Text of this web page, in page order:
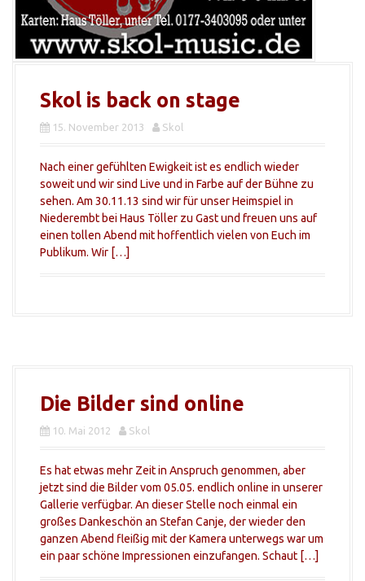
Skol is back on stage
15. November 2013 Skol
Nach einer gefühlten Ewigkeit ist es endlich wieder
soweit und wir sind Live und in Farbe auf der Bühne zu
sehen. Am 30.11.13 sind wir für unser Heimspiel in
Niederembt bei Haus Töller zu Gast und freuen uns auf
einen tollen Abend mit hoffentlich vielen von Euch im
Publikum. Wir […]
Die Bilder sind online
10. Mai 2012 Skol
Es hat etwas mehr Zeit in Anspruch genommen, aber
jetzt sind die Bilder vom 05.05. endlich online in unserer
Gallerie verfügbar. An dieser Stelle noch einmal ein
großes Dankeschön an Stefan Canje, der wieder den
ganzen Abend fleißig mit der Kamera unterwegs war um
ein paar schöne Impressionen einzufangen. Schaut […]